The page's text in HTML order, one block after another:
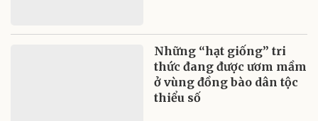
Những “hạt giống” tri
thức đang được ươm mầm
ở vùng đồng bào dân tộc
thiểu số